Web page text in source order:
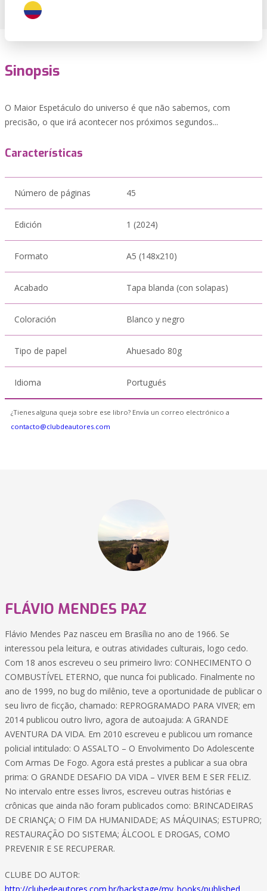
Sinopsis
O Maior Espetáculo do universo é que não sabemos, com
precisão, o que irá acontecer nos próximos segundos...
Características
Número de páginas 45
Edición 1 (2024)
Formato A5 (148x210)
Acabado Tapa blanda (con solapas)
Coloración Blanco y negro
Tipo de papel Ahuesado 80g
Idioma Portugués
¿Tienes alguna queja sobre ese libro? Envía un correo electrónico a
contacto@clubdeautores.com
FLÁVIO MENDES PAZ
Flávio Mendes Paz nasceu em Brasília no ano de 1966. Se
interessou pela leitura, e outras atividades culturais, logo cedo.
Com 18 anos escreveu o seu primeiro livro: CONHECIMENTO O
COMBUSTÍVEL ETERNO, que nunca foi publicado. Finalmente no
ano de 1999, no bug do milênio, teve a oportunidade de publicar o
seu livro de ficção, chamado: REPROGRAMADO PARA VIVER; em
2014 publicou outro livro, agora de autoajuda: A GRANDE
AVENTURA DA VIDA. Em 2010 escreveu e publicou um romance
policial intitulado: O ASSALTO – O Envolvimento Do Adolescente
Com Armas De Fogo. Agora está prestes a publicar a sua obra
prima: O GRANDE DESAFIO DA VIDA – VIVER BEM E SER FELIZ.
No intervalo entre esses livros, escreveu outras histórias e
crônicas que ainda não foram publicados como: BRINCADEIRAS
DE CRIANÇA; O FIM DA HUMANIDADE; AS MÁQUINAS; ESTUPRO;
RESTAURAÇÃO DO SISTEMA; ÁLCOOL E DROGAS, COMO
PREVENIR E SE RECUPERAR.
CLUBE DO AUTOR: